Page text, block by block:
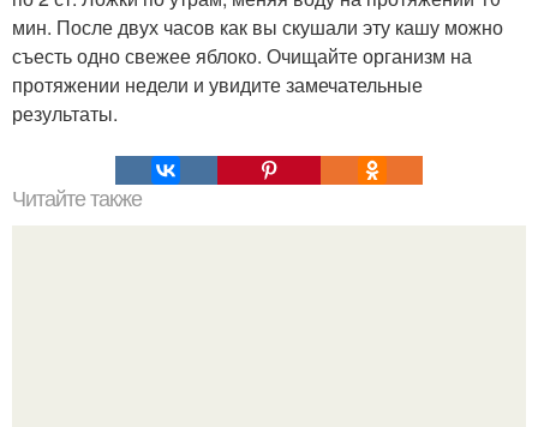
мин. После двух часов как вы скушали эту кашу можно
съесть одно свежее яблоко. Очищайте организм на
протяжении недели и увидите замечательные
результаты.
Читайте также